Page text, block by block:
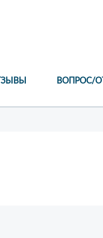
ВОПРОС/